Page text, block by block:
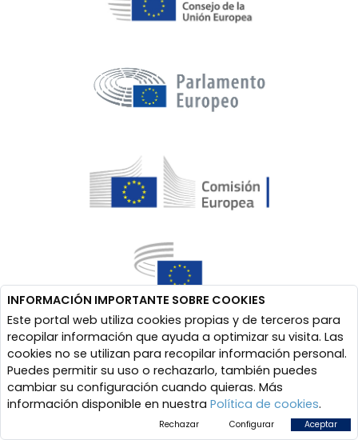
INFORMACIÓN IMPORTANTE SOBRE COOKIES
Este portal web utiliza cookies propias y de terceros para
recopilar información que ayuda a optimizar su visita. Las
cookies no se utilizan para recopilar información personal.
Puedes permitir su uso o rechazarlo, también puedes
cambiar su configuración cuando quieras. Más
información disponible en nuestra Política de cookies.
Rechazar Configurar Aceptar